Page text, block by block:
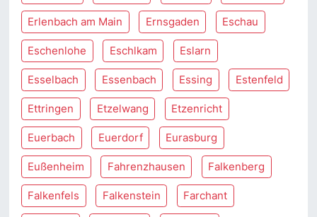
Erlenbach am Main Ernsgaden Eschau
Eschenlohe Eschlkam Eslarn
Esselbach Essenbach Essing Estenfeld
Ettringen Etzelwang Etzenricht
Euerbach Euerdorf Eurasburg
Eußenheim Fahrenzhausen Falkenberg
Falkenfels Falkenstein Farchant